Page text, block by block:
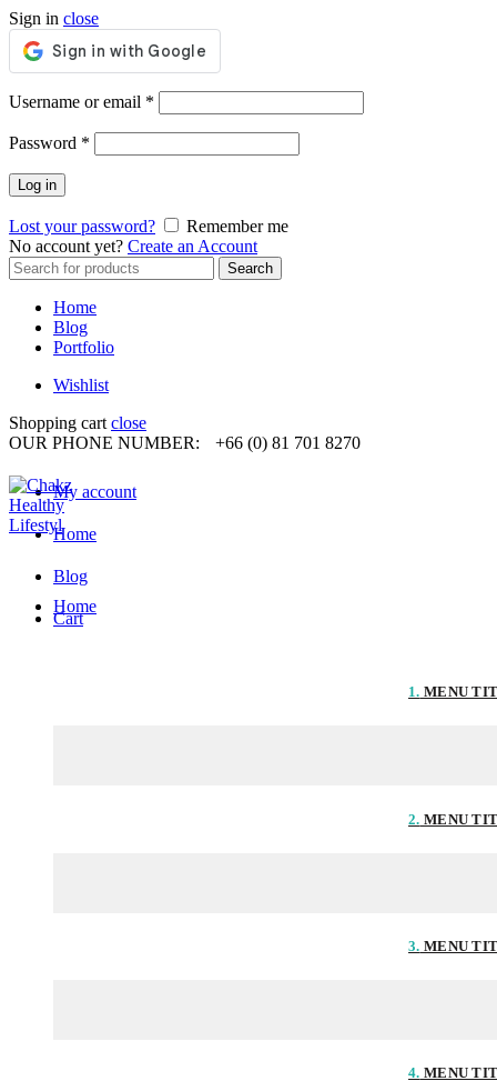
Sign in close
Username or email *
Password *
Log in
Lost your password?
Remember me
No account yet? Create an Account
Search
for:
Search
Home
Blog
Portfolio
Wishlist
Shopping cart close
OUR PHONE NUMBER:
+66 (0) 81 701 8270
My account
Home
Blog
Cart
Home
1. MENU
2. MENU
3. MENU
4. MENU